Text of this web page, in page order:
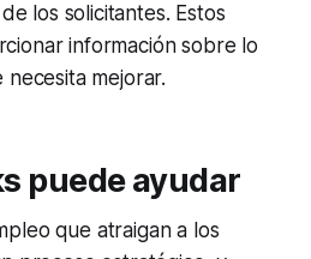
los solicitantes. Estos
información sobre lo
mejorar.
puede ayudar
que atraigan a los